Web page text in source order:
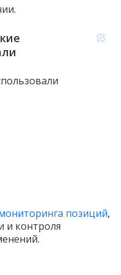
позиций,
и контроля